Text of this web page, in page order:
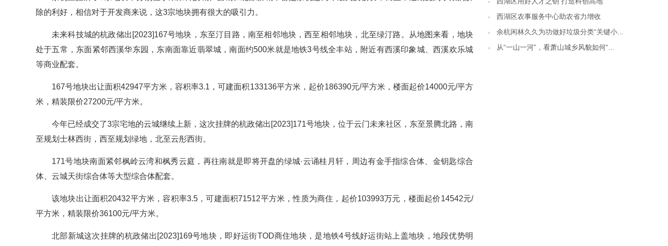
除的利好，相信对于开发商来说，这3宗地块拥有很大的吸引力。
未来科技城的杭政储出[2023]167号地块，东至汀目路，南至相邻地块，西至相邻地块，北至绿汀路。从地图来看，地块
处于五常，东面紧邻西溪华东园，东南面靠近翡翠城，南面约500米就是地铁3号线全丰站，附近有西溪印象城、西溪欢乐城
等商业配套。
167号地块出让面积42947平方米，容积率3.1，可建面积133136平方米，起价186390元/平方米，楼面起价14000元/平方
米，精装限价27200元/平方米。
今年已经成交了3宗宅地的云城继续上新，这次挂牌的杭政储出[2023]171号地块，位于云门未来社区，东至景腾北路，南
至规划士林西街，西至规划绿地，北至云彤西街。
171号地块南面紧邻枫岭云湾和枫秀云庭，再往南就是即将开盘的绿城·云诵桂月轩，周边有金手指综合体、金钥匙综合
体、云城天街综合体等大型综合体配套。
该地块出让面积20432平方米，容积率3.5，可建面积71512平方米，性质为商住，起价103993万元，楼面起价14542元/
平方米，精装限价36100元/平方米。
北部新城这次挂牌的杭政储出[2023]169号地块，即好运街TOD商住地块，是地铁4号线好运街站上盖地块，地段优势明
西湖区农事服务中心助农省力增收
余杭闲林久久为功做好垃圾分类“关键小...
从“一山一河”，看萧山城乡风貌如何“...